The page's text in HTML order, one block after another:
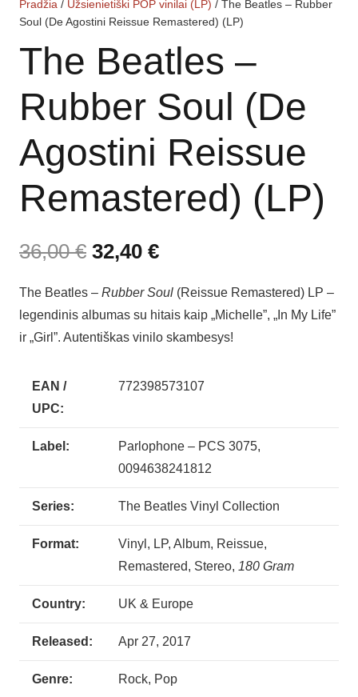
Pradžia / Užsienietiški POP vinilai (LP) / The Beatles – Rubber
Soul (De Agostini Reissue Remastered) (LP)
The Beatles –
Rubber Soul (De
Agostini Reissue
Remastered) (LP)
36,00€ 32,40 €
The Beatles – Rubber Soul (Reissue Remastered) LP –
legendinis albumas su hitais kaip „Michelle”, „In My Life”
ir „Girl”. Autentiškas vinilo skambesys!
EAN /
UPC:
772398573107
Label:
Parlophone – PCS 3075,
0094638241812
Series: The Beatles Vinyl Collection
Format:
Vinyl, LP, Album, Reissue,
Remastered, Stereo, 180 Gram
Country: UK & Europe
Released: Apr 27, 2017
Genre: Rock, Pop